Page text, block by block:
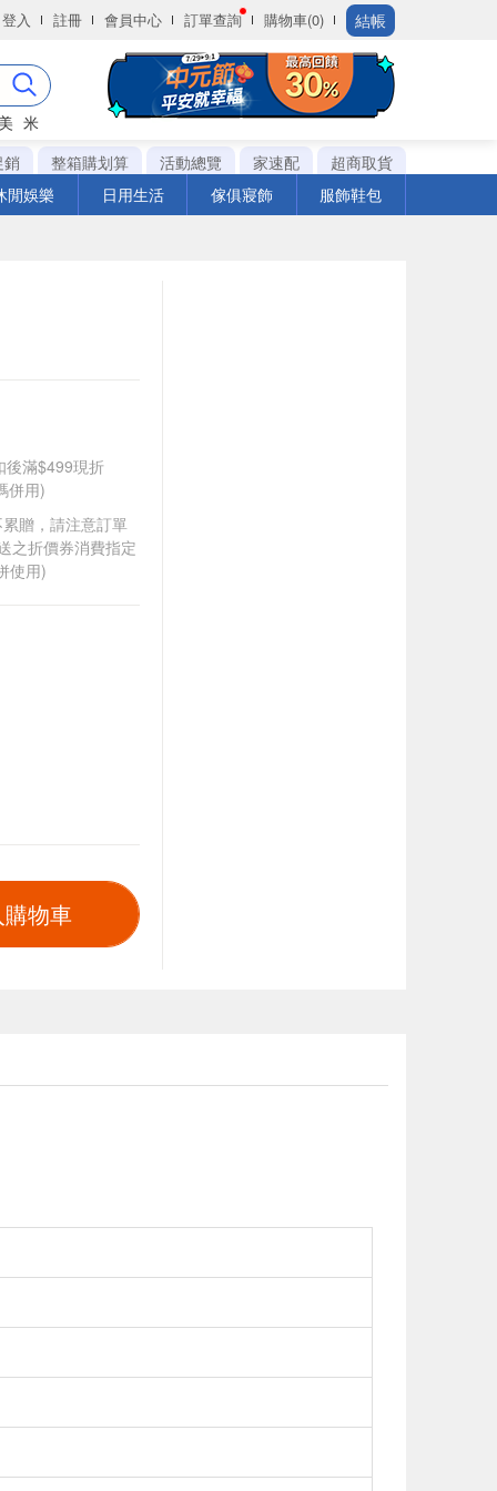
登入 註冊 會員中心 訂單查詢 購物車(0) 結帳
米
銷
整箱購划算 活動總覽 家速配
超商取貨
閒娛樂
日用生活 傢俱寢飾 服飾鞋包
後滿$499現折
併用)
贈，請注意訂單
之折價券消費指定
使用)
物車